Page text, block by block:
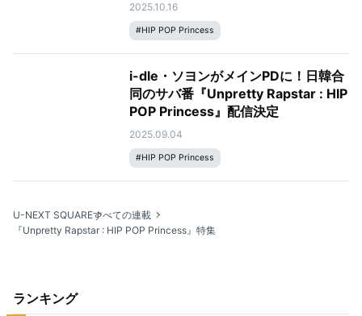
2025.10.16
#HIP POP Princess
i-dle・ソヨンがメインPDに！日韓合
同のサバ番『Unpretty Rapstar : HIP
POP Princess』配信決定
2025.09.04
#HIP POP Princess
U-NEXT SQUAREすべての連載
『Unpretty Rapstar : HIP POP Princess』特集
ランキング